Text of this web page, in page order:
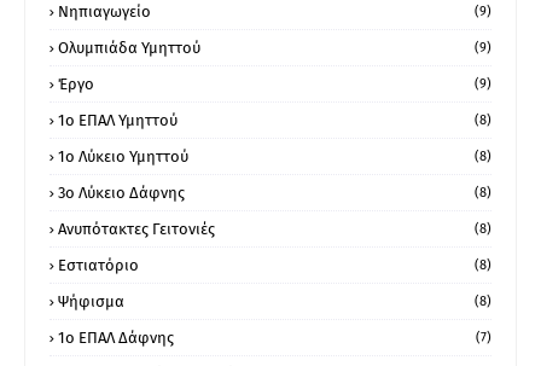
Νηπιαγωγείο (9)
Ολυμπιάδα Υμηττού (9)
Έργο (9)
1o ΕΠΑΛ Υμηττού (8)
1ο Λύκειο Υμηττού (8)
3ο Λύκειο Δάφνης (8)
Ανυπότακτες Γειτονιές (8)
Εστιατόριο (8)
Ψήφισμα (8)
1ο ΕΠΑΛ Δάφνης (7)